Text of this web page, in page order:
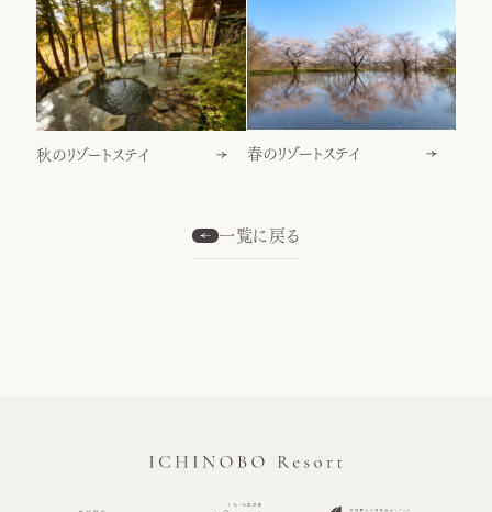
秋のリゾートステイ 春のリゾートステイ
一覧に戻る